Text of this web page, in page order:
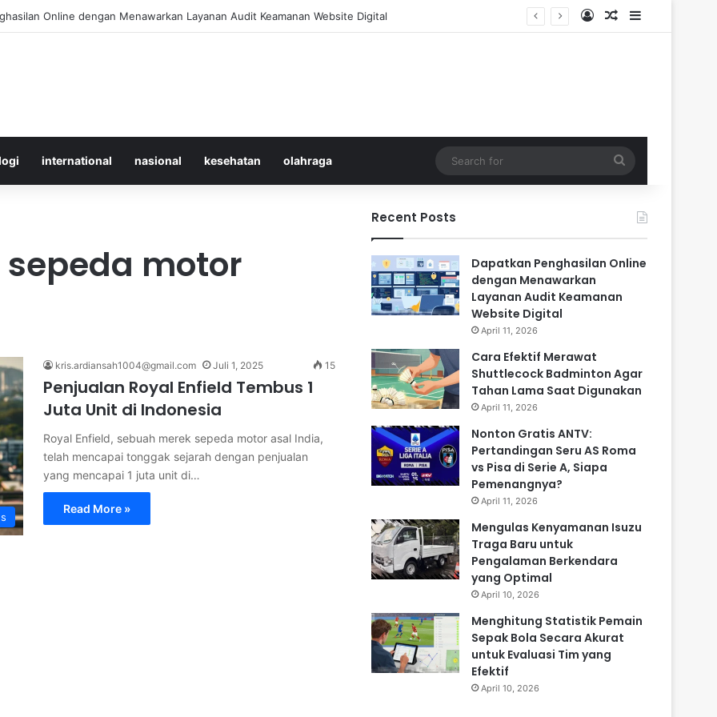
Shuttlecock Badminton Agar Tahan Lama Saat Digunakan Log InRandom Article
Sidebar
international nasional kesehatan olahraga
for
motor
kris.ardiansah1004@gmail.com Juli 1, 2025 15
Penjualan Royal Enfield Tembus 1
Juta Unit di Indonesia
Royal Enfield, sebuah merek sepeda motor asal India,
telah mencapai tonggak sejarah dengan penjualan
yang mencapai 1 juta unit di…
Read More »
Recent Posts
Dapatkan Penghasilan Online
dengan Menawarkan
Layanan Audit Keamanan
Website Digital
April 11, 2026
Cara Efektif Merawat
Shuttlecock Badminton Agar
Tahan Lama Saat Digunakan
April 11, 2026
Nonton Gratis ANTV:
Pertandingan Seru AS Roma
vs Pisa di Serie A, Siapa
Pemenangnya?
April 11, 2026
Mengulas Kenyamanan Isuzu
Traga Baru untuk
Pengalaman Berkendara
yang Optimal
April 10, 2026
Menghitung Statistik Pemain
Sepak Bola Secara Akurat
untuk Evaluasi Tim yang
Efektif
April 10, 2026